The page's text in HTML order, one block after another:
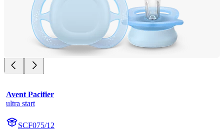
Avent Pacifier
ultra start
SCF075/12